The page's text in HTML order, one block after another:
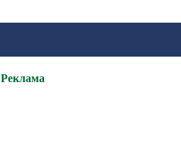
Реклама